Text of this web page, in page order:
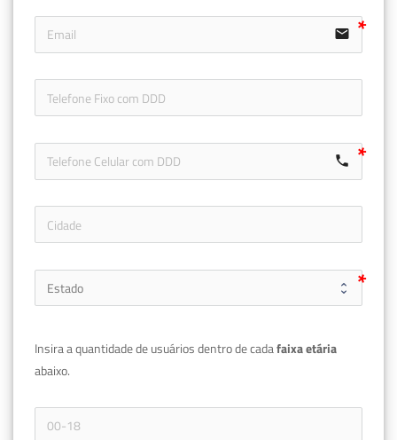
email
call
Insira a quantidade de usuários dentro de cada
abaixo.